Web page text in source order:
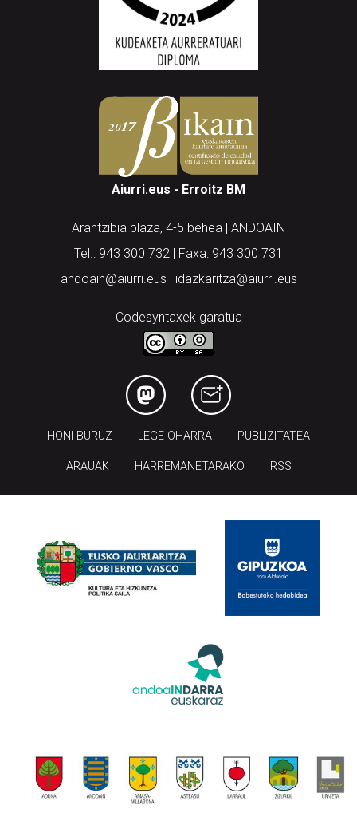
Aiurri.eus - Erroitz BM
Arantzibia plaza, 4-5 behea | ANDOAIN
Tel.: 943 300 732 | Faxa: 943 300 731
andoain@aiurri.eus | idazkaritza@aiurri.eus
Codesyntaxek garatua
HONI BURUZ LEGE OHARRA PUBLIZITATEA
ARAUAK HARREMANETARAKO RSS